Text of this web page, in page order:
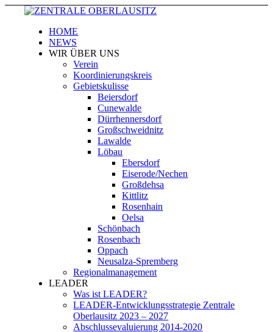
HOME
NEWS
WIR ÜBER UNS
Verein
Koordinierungskreis
Gebietskulisse
Beiersdorf
Cunewalde
Dürrhennersdorf
Großschweidnitz
Lawalde
Löbau
Ebersdorf
Eiserode/Nechen
Großdehsa
Kittlitz
Rosenhain
Oelsa
Schönbach
Rosenbach
Oppach
Neusalza-Spremberg
Regionalmanagement
LEADER
Was ist LEADER?
LEADER-Entwicklungsstrategie Zentrale
Oberlausitz 2023 – 2027
Abschlussevaluierung 2014-2020